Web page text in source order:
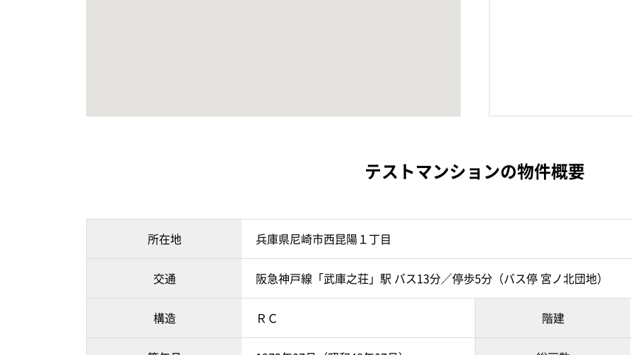
テストマンションの物件概要
所在地 兵庫県尼崎市西昆陽１丁目
交通 阪急神戸線「武庫之荘」駅 バス13分／停歩5分（バス停 宮ノ北団地）
構造 ＲＣ 階建